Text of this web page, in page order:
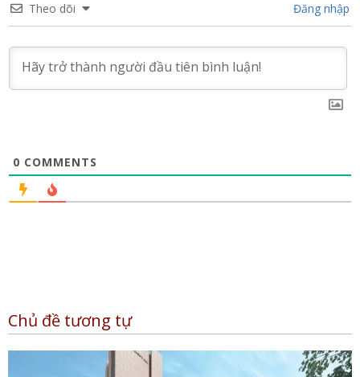
Theo dõi Đăng nhập
0 COMMENTS
Chủ đề tương tự